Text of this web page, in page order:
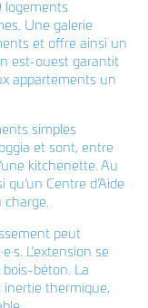
86 86 1
81
Bereldange
Wasserbillig
Rambrouch
logements
Une galerie
et offre ainsi un
est-ouest garantit
appartements un
simples
et sont, entre
kitchenette. Au
Centre d’Aide
charge.
peut
L’extension se
béton. La
inertie thermique,